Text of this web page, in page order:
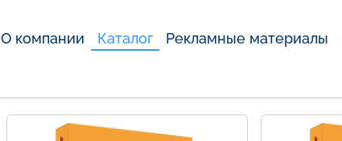
О компании Каталог Рекламные материалы